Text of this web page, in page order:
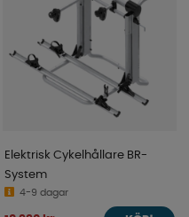
Elektrisk Cykelhållare BR-
System
4-9 dagar